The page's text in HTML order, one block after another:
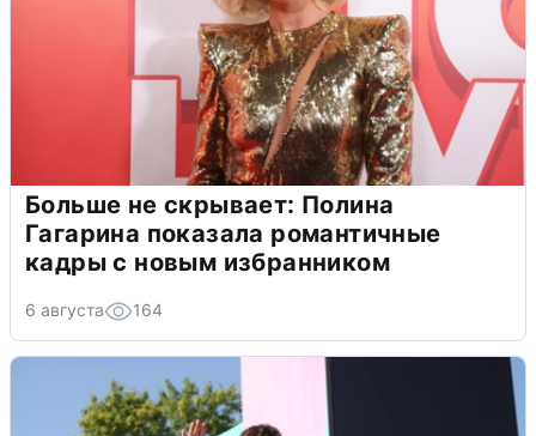
Больше не скрывает: Полина
Гагарина показала романтичные
кадры с новым избранником
6 августа 164